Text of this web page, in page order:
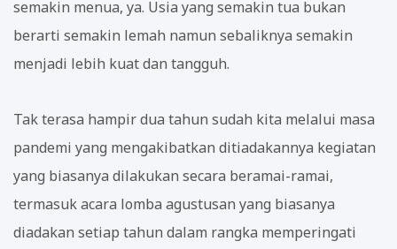
semakin menua, ya. Usia yang semakin tua bukan
berarti semakin lemah namun sebaliknya semakin
menjadi lebih kuat dan tangguh.
Tak terasa hampir dua tahun sudah kita melalui masa
pandemi yang mengakibatkan ditiadakannya kegiatan
yang biasanya dilakukan secara beramai-ramai,
termasuk acara lomba agustusan yang biasanya
diadakan setiap tahun dalam rangka memperingati